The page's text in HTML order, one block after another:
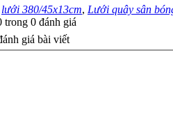
lưới 380/45x13cm, Lưới quây sân
trong 0 đánh giá
giá bài viết